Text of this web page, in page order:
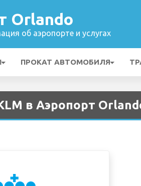
Orlando
об аэропорте и услугах
ПРОКАТ АВТОМОБИЛЯ
в Аэропорт